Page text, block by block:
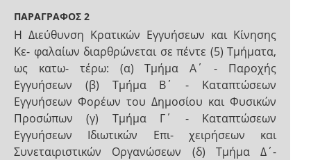
ΠΑΡΑΓΡΑΦΟΣ 2
Η Διεύθυνση Κρατικών Εγγυήσεων και Κίνησης
Κε- φαλαίων διαρθρώνεται σε πέντε (5) Τμήματα,
ως κατω- τέρω: (α) Τμήμα Α΄ - Παροχής
Εγγυήσεων (β) Τμήμα Β΄ - Καταπτώσεων
Εγγυήσεων Φορέων του Δημοσίου και Φυσικών
Προσώπων (γ) Τμήμα Γ΄ - Καταπτώσεων
Εγγυήσεων Ιδιωτικών Επι- χειρήσεων και
Συνεταιριστικών Οργανώσεων (δ) Τμήμα Δ΄-